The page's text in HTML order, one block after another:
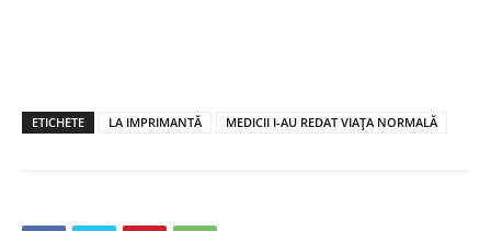
ETICHETE LA IMPRIMANTĂ MEDICII I-AU REDAT VIAȚA NORMALĂ